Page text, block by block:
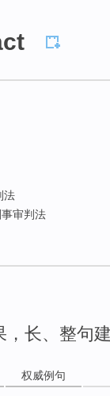
法
审判法
，长、整句
权威例句